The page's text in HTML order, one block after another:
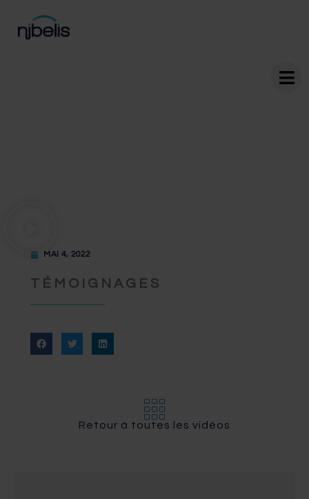
MAI 4, 2022
TÉMOIGNAGES
Retour à toutes les vidéos